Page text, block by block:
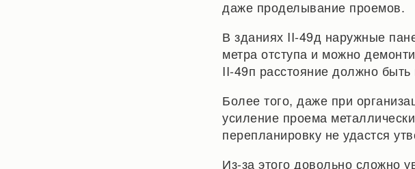
даже проделывание проемов.
В зданиях II-49д наружные
метра отступа и можно
II-49п расстояние должно
Более того, даже при
усиление проема
перепланировку не удастся
Из-за этого довольно сложно